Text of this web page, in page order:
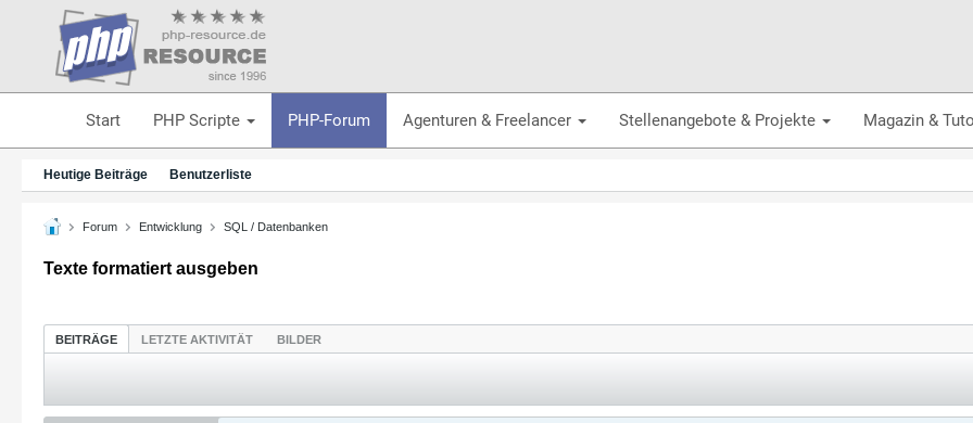
Start PHP Scripte PHP-Forum Agenturen & Freelancer Stellenangebote & Projekte Magazin &
Heutige Beiträge Benutzerliste
Forum Entwicklung SQL / Datenbanken
Texte formatiert ausgeben
BEITRÄGE LETZTE AKTIVITÄT BILDER